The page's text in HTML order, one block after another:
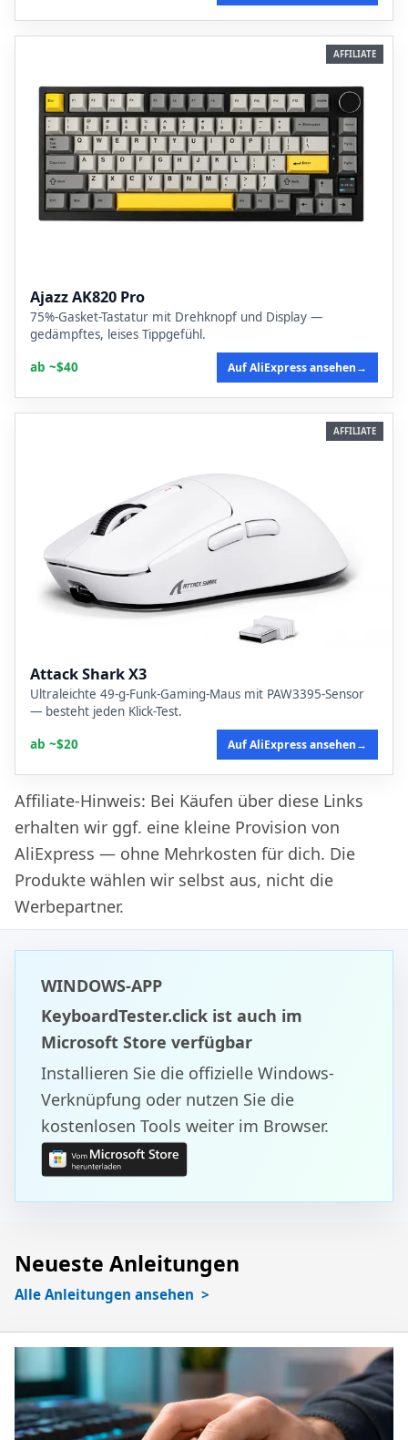
AFFILIATE
Ajazz AK820 Pro
75%-Gasket-Tastatur mit Drehknopf und Display —
gedämpftes, leises Tippgefühl.
ab ~$40
Auf AliExpress ansehen→
AFFILIATE
Attack Shark X3
Ultraleichte 49-g-Funk-Gaming-Maus mit PAW3395-Sensor
— besteht jeden Klick-Test.
ab ~$20
Auf AliExpress ansehen→
Affiliate-Hinweis: Bei Käufen über diese Links
erhalten wir ggf. eine kleine Provision von
AliExpress — ohne Mehrkosten für dich. Die
Produkte wählen wir selbst aus, nicht die
Werbepartner.
WINDOWS-APP
KeyboardTester.click ist auch im
Microsoft Store verfügbar
Installieren Sie die offizielle Windows-
Verknüpfung oder nutzen Sie die
kostenlosen Tools weiter im Browser.
Neueste Anleitungen
Alle Anleitungen ansehen